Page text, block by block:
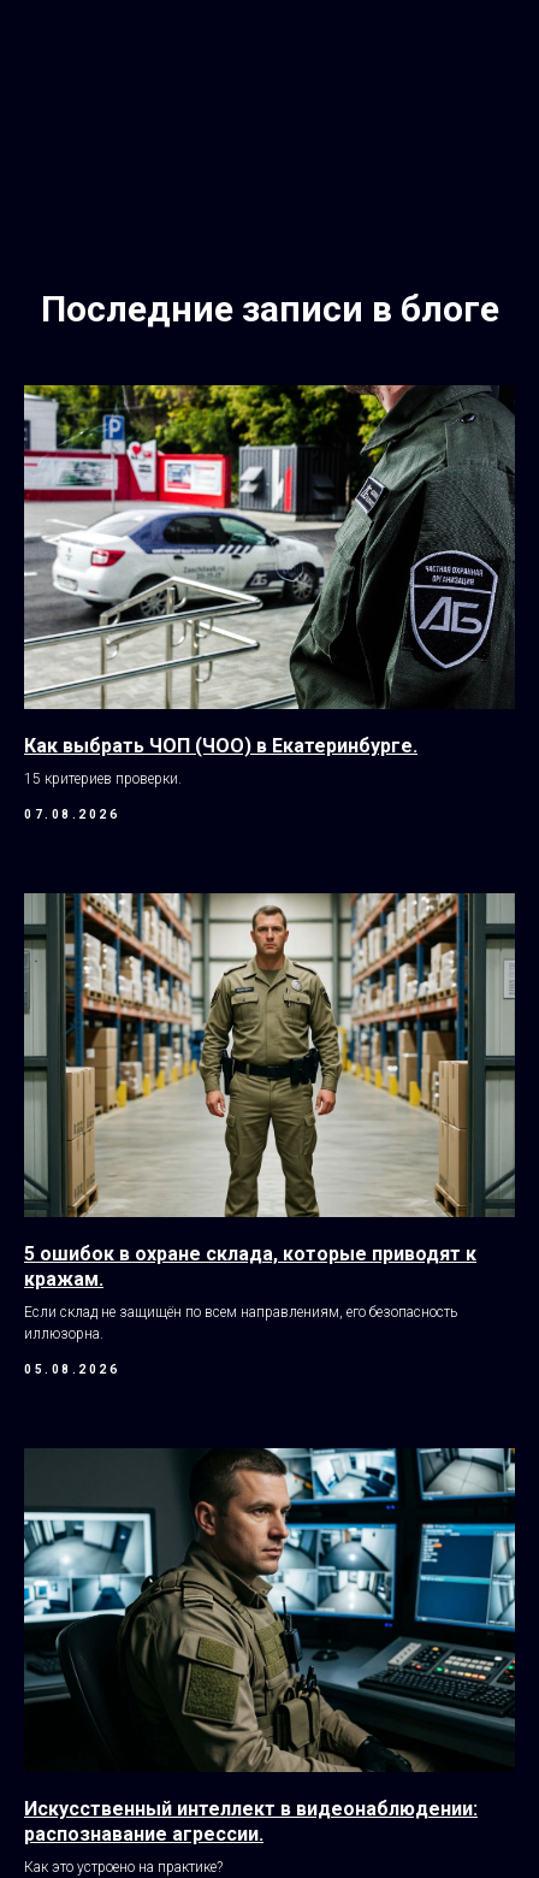
Последние записи в блоге
Как выбрать ЧОП (ЧОО) в Екатеринбурге.
15 критериев проверки.
07.08.2026
5 ошибок в охране склада, которые приводят к
кражам.
Если склад не защищён по всем направлениям, его безопасность
иллюзорна.
05.08.2026
Искусственный интеллект в видеонаблюдении:
распознавание агрессии.
Как это устроено на практике?